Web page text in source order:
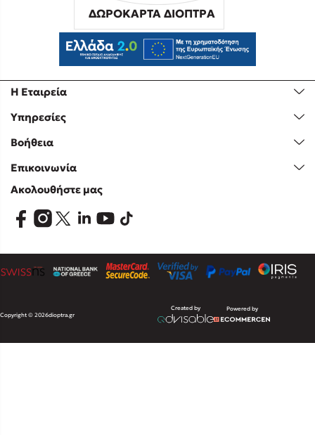
Η Εταιρεία
Υπηρεσίες
Βοήθεια
Επικοινωνία
ΔΩΡΟΚΑΡΤΑ ΔΙΟΠΤΡΑ
Ακολουθήστε μας
Copyright © 2026dioptra.gr
Created by Powered by